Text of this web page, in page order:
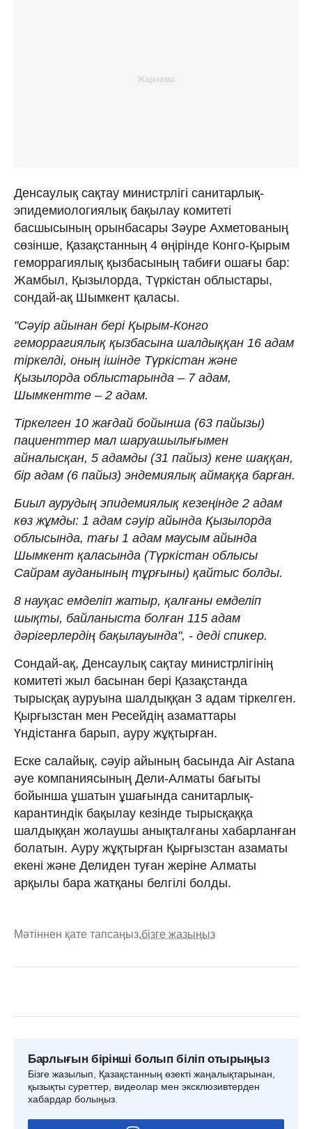
Денсаулық сақтау министрлігі санитарлық-
эпидемиологиялық бақылау комитеті
басшысының орынбасары Зәуре Ахметованың
сөзінше, Қазақстанның 4 өңірінде Конго-Қырым
геморрагиялық қызбасының табиғи ошағы бар:
Жамбыл, Қызылорда, Түркістан облыстары,
сондай-ақ Шымкент қаласы.
"Сәуір айынан бері Қырым-Конго
геморрагиялық қызбасына шалдыққан 16 адам
тіркелді, оның ішінде Түркістан және
Қызылорда облыстарында – 7 адам,
Шымкентте – 2 адам.
Тіркелген 10 жағдай бойынша (63 пайызы)
пациенттер мал шаруашылығымен
айналысқан, 5 адамды (31 пайыз) кене шаққан,
бір адам (6 пайыз) эндемиялық аймаққа барған.
Биыл аурудың эпидемиялық кезеңінде 2 адам
көз жұмды: 1 адам сәуір айында Қызылорда
облысында, тағы 1 адам маусым айында
Шымкент қаласында (Түркістан облысы
Сайрам ауданының тұрғыны) қайтыс болды.
8 науқас емделіп жатыр, қалғаны емделіп
шықты, байланыста болған 115 адам
дәрігерлердің бақылауында", - деді спикер.
Сондай-ақ, Денсаулық сақтау министрлігінің
комитеті жыл басынан бері Қазақстанда
тырысқақ ауруына шалдыққан 3 адам тіркелген.
Қырғызстан мен Ресейдің азаматтары
Үндістанға барып, ауру жұқтырған.
Еске салайық, сәуір айының басында Air Astana
әуе компаниясының Дели-Алматы бағыты
бойынша ұшатын ұшағында санитарлық-
карантиндік бақылау кезінде тырысқаққа
шалдыққан жолаушы анықталғаны хабарланған
болатын. Ауру жұқтырған Қырғызстан азаматы
екені және Делиден туған жеріне Алматы
арқылы бара жатқаны белгілі болды.
Мәтіннен қате тапсаңыз,бізге жазыңыз
Барлығын бірінші болып біліп отырыңыз
Бізге жазылып, Қазақстанның өзекті жаңалықтарынан,
қызықты суреттер, видеолар мен эксклюзивтерден
хабардар болыңыз.